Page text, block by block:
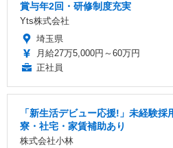
賞与年2回・研修制度充実
Yts株式会社
埼玉県
月給27万5,000円～60万円
正社員
「新生活デビュー応援!」未経験
寮・社宅・家賃補助あり
株式会社小林